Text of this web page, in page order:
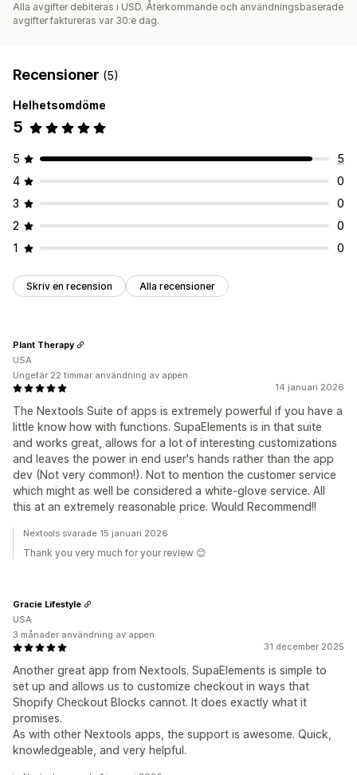
Alla avgifter debiteras i USD. Återkommande och användningsbaserade
avgifter faktureras var 30:e dag.
Recensioner (5)
Helhetsomdöme
5
5
5
4
0
3
0
2
0
1
0
Skriv en recension Alla recensioner
14 januari 2026
The Nextools Suite of apps is extremely powerful if you have a
little know how with functions. SupaElements is in that suite
and works great, allows for a lot of interesting customizations
and leaves the power in end user's hands rather than the app
dev (Not very common!). Not to mention the customer service
which might as well be considered a white-glove service. All
this at an extremely reasonable price. Would Recommend!!
Plant Therapy
USA
Ungefär 22 timmar användning av appen
Nextools svarade 15 januari 2026
Thank you very much for your review 😊
31 december 2025
Another great app from Nextools. SupaElements is simple to
set up and allows us to customize checkout in ways that
Shopify Checkout Blocks cannot. It does exactly what it
promises.
As with other Nextools apps, the support is awesome. Quick,
knowledgeable, and very helpful.
Gracie Lifestyle
USA
3 månader användning av appen